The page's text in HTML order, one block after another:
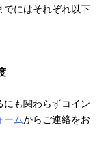
でにはそれぞれ以下
も関わらずコイン
ームからご連絡をお